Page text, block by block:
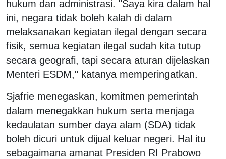
hukum dan administrasi. "Saya kira dalam hal
ini, negara tidak boleh kalah di dalam
melaksanakan kegiatan ilegal dengan secara
fisik, semua kegiatan ilegal sudah kita tutup
secara geografi, tapi secara aturan dijelaskan
Menteri ESDM," katanya memperingatkan.
Sjafrie menegaskan, komitmen pemerintah
dalam menegakkan hukum serta menjaga
kedaulatan sumber daya alam (SDA) tidak
boleh dicuri untuk dijual keluar negeri. Hal itu
sebagaimana amanat Presiden RI Prabowo